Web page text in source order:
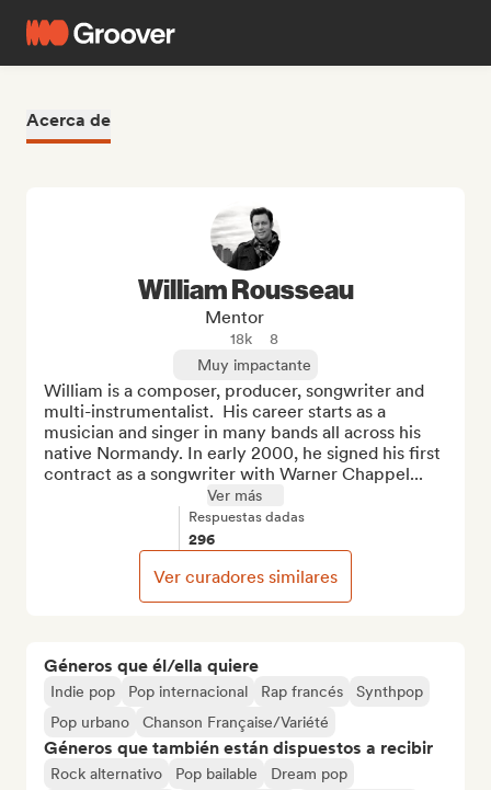
Acerca de
Géneros que él/ella quiere
Indie pop Pop internacional Rap francés
Synthpop
Pop urbano
Chanson Française/Variété
Géneros que también están dispuestos a recibir
Rock alternativo Pop bailable
Dream pop
William Rousseau
Mentor
18k
8
Muy impactante
William is a composer, producer, songwriter and
multi-instrumentalist.  His career starts as a
musician and singer in many bands all across his
native Normandy. In early 2000, he signed his first
contract as a songwriter with Warner Chappel...
Ver más
Respuestas dadas
296
Ver curadores similares